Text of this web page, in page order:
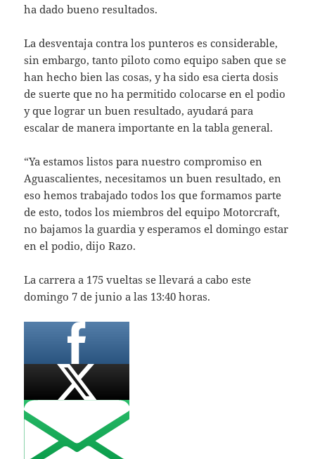
ha dado bueno resultados.
La desventaja contra los punteros es considerable,
sin embargo, tanto piloto como equipo saben que se
han hecho bien las cosas, y ha sido esa cierta dosis
de suerte que no ha permitido colocarse en el podio
y que lograr un buen resultado, ayudará para
escalar de manera importante en la tabla general.
“Ya estamos listos para nuestro compromiso en
Aguascalientes, necesitamos un buen resultado, en
eso hemos trabajado todos los que formamos parte
de esto, todos los miembros del equipo Motorcraft,
no bajamos la guardia y esperamos el domingo estar
en el podio, dijo Razo.
La carrera a 175 vueltas se llevará a cabo este
domingo 7 de junio a las 13:40 horas.